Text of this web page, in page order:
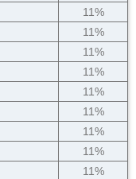
11%
11%
11%
11%
11%
11%
11%
11%
11%